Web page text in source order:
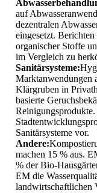
auf
dezentralen
eingesetzt.
organischer Stoffe
im Vergleich zu
Sanitärsysteme:
Marktanwendungen
Klärgruben in
basierte
Sanitärsysteme vor.
Andere:
machen 15 % aus.
% der Bio-
EM die
landwirtschaftlichen